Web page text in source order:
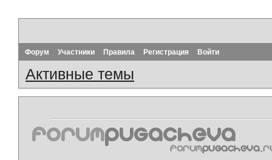
Форум Участники Правила Регистрация Войти
Активные темы